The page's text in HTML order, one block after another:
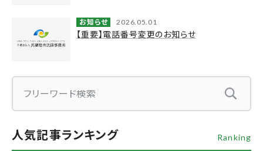
お知らせ 2026.05.01
【重要】電話番号変更のお知らせ
人気記事ランキング Ranking